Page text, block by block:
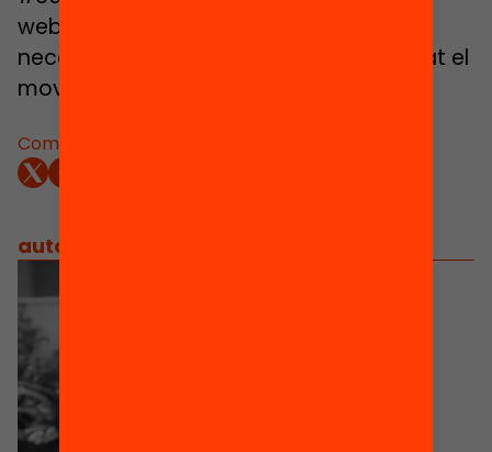
Comparteix:
web
necessites per conèixer amb profunditat el
moviment
autors